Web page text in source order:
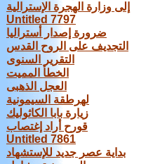
إلى وزارة الهجرة الإسترالية
Untitled 7797
ضرورة إصدار أستراليا
التجديف على الروح القدس
التقرير السنوى
الخطأ المميت
العجل الذهبى
لهرطقة السيمونية
زيارة بابا الكاثوليك
قورح أراد إغتصاب
Untitled 7861
بداية عصر جديد للإستشهاد